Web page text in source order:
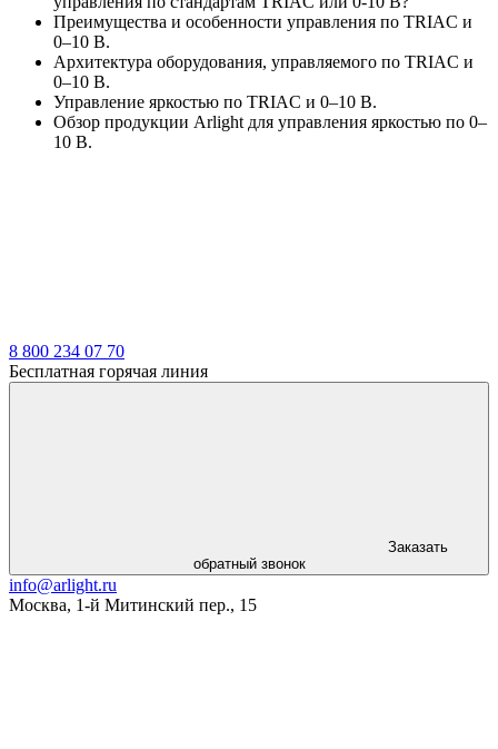
Преимущества и особенности управления по TRIAC и
0–10 В.
Архитектура оборудования, управляемого по TRIAC и
0–10 В.
Управление яркостью по TRIAC и 0–10 В.
Обзор продукции Arlight для управления яркостью по 0–
10 В.
8 800 234 07 70
Бесплатная горячая линия
Заказать
обратный звонок
info@arlight.ru
Москва, 1-й Митинский пер., 15